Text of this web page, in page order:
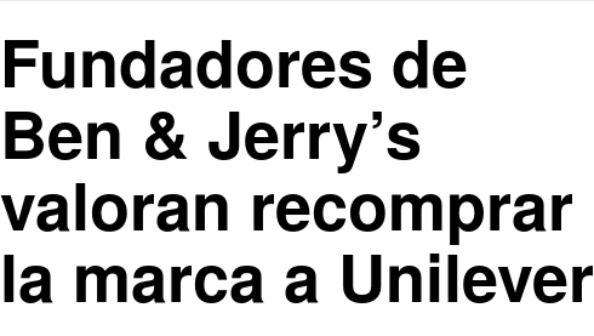
Fundadores de
Ben & Jerry’s
valoran recomprar
la marca a Unilever